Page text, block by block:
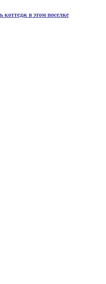
коттедж в этом поселке